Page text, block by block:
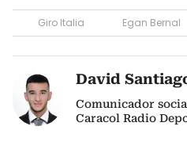
Giro Italia Egan Bernal
David
Comunicador
Caracol Radio